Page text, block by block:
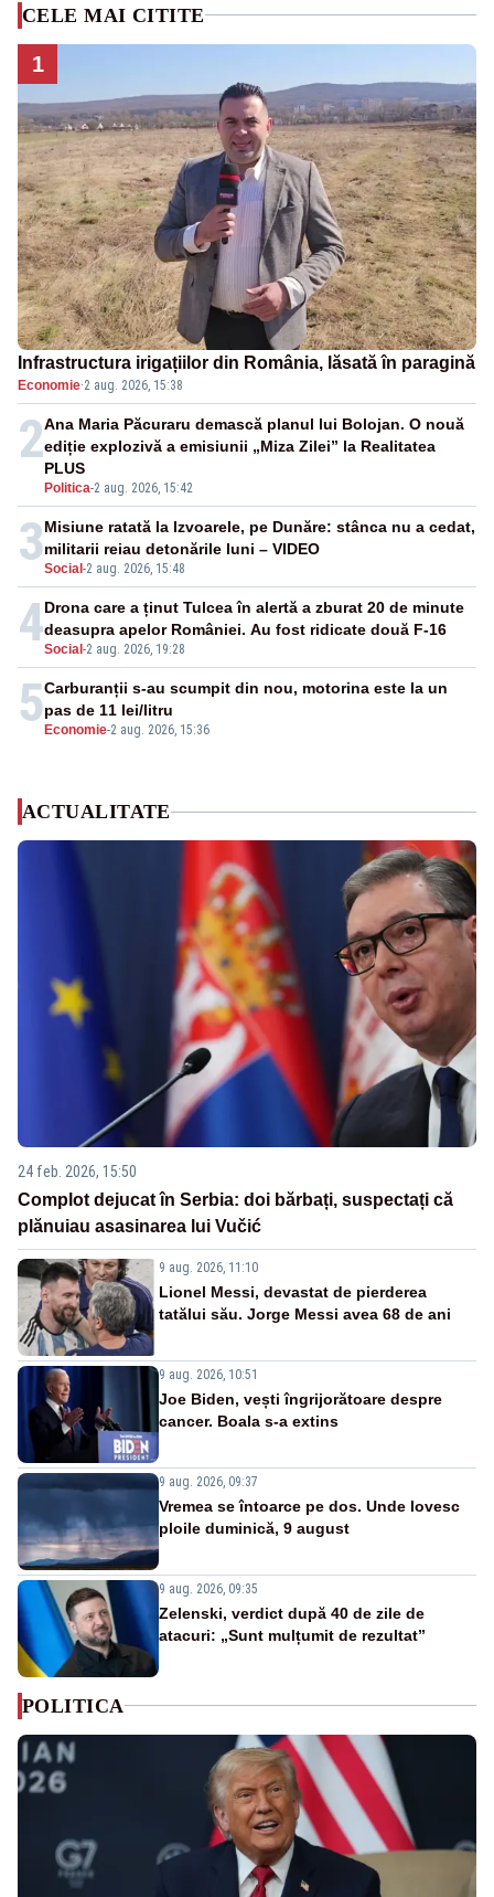
CELE MAI CITITE
1
Infrastructura irigațiilor din România, lăsată în paragină
Economie·2 aug. 2026, 15:38
2
Politica-2 aug. 2026, 15:42
Ana Maria Păcuraru demască planul lui Bolojan. O nouă
ediție explozivă a emisiunii „Miza Zilei” la Realitatea
PLUS
3Social -2 aug. 2026, 15:48
Misiune ratată la Izvoarele, pe Dunăre: stânca nu a cedat,
militarii reiau detonările luni – VIDEO
4Social -2 aug. 2026, 19:28
Drona care a ținut Tulcea în alertă a zburat 20 de minute
deasupra apelor României. Au fost ridicate două F-16
5 Economie-2 aug. 2026, 15:36
Carburanții s-au scumpit din nou, motorina este la un
pas de 11 lei/litru
ACTUALITATE
24 feb. 2026, 15:50
Complot dejucat în Serbia: doi bărbați, suspectați că
plănuiau asasinarea lui Vučić
9 aug. 2026, 11:10
Lionel Messi, devastat de pierderea
tatălui său. Jorge Messi avea 68 de ani
9 aug. 2026, 10:51
Joe Biden, vești îngrijorătoare despre
cancer. Boala s-a extins
9 aug. 2026, 09:37
Vremea se întoarce pe dos. Unde lovesc
ploile duminică, 9 august
9 aug. 2026, 09:35
Zelenski, verdict după 40 de zile de
atacuri: „Sunt mulțumit de rezultat”
POLITICA